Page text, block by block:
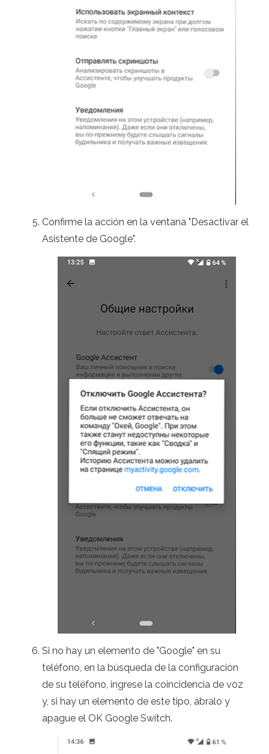
Confirme la acción en la ventana "Desactivar el
Asistente de Google".
Si no hay un elemento de "Google" en su
teléfono, en la búsqueda de la configuración
de su teléfono, ingrese la coincidencia de voz
y, si hay un elemento de este tipo, ábralo y
apague el OK Google Switch.